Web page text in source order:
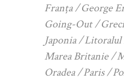
Franța
George
Going-Out
Japonia
Litoralul
Marea Britanie
Oradea
Paris